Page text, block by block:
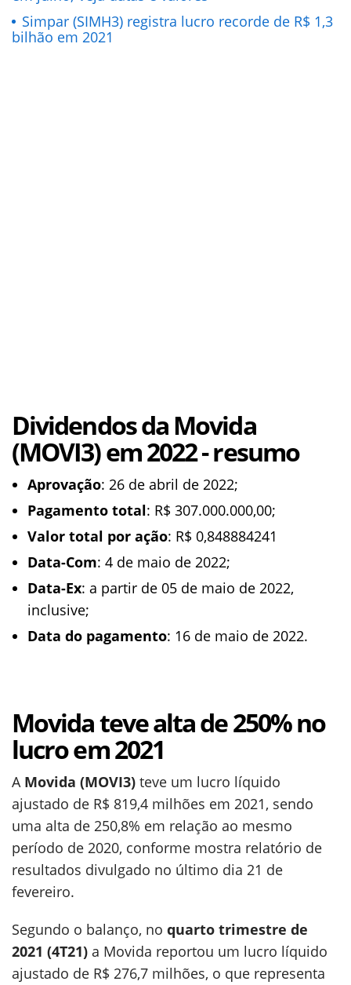
Simpar (SIMH3) registra lucro recorde de R$ 1,3
bilhão em 2021
Dividendos da Movida
(MOVI3) em 2022 - resumo
Aprovação: 26 de abril de 2022;
Pagamento total: R$ 307.000.000,00;
Valor total por ação: R$ 0,848884241
Data-Com: 4 de maio de 2022;
Data-Ex: a partir de 05 de maio de 2022,
inclusive;
Data do pagamento: 16 de maio de 2022.
Movida teve alta de 250% no
lucro em 2021
A Movida (MOVI3) teve um lucro líquido
ajustado de R$ 819,4 milhões em 2021, sendo
uma alta de 250,8% em relação ao mesmo
período de 2020, conforme mostra relatório de
resultados divulgado no último dia 21 de
fevereiro.
Segundo o balanço, no quarto trimestre de
2021 (4T21) a Movida reportou um lucro líquido
ajustado de R$ 276,7 milhões, o que representa